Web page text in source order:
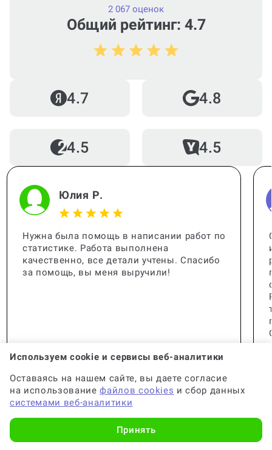
Общий рейтинг: 4.7
2 067 оценок
4.7 4.8
4.5 4.5
Юлия Р.
Нужна была помощь в написании работ по
статистике. Работа выполнена
качественно, все детали учтены. Спасибо
за помощь, вы меня выручили!
Используем cookie и сервисы веб-аналитики
Оставаясь на нашем сайте, вы даете согласие
на использованиефайлов cookies и сбор данных
системами веб-аналитики
Принять